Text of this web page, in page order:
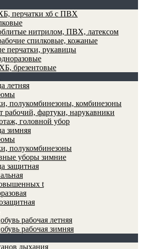
перчатки хб с ПВХ
нитрилом, ПВХ, латексом
спилковые, кожаные
перчатки, рукавицы
брезентовые
летняя
полукомбинезоны, комбинезоны
рабочий, фартуки, нарукавники
головной убор
зимняя
полукомбинезоны
уборы зимние
защитная
t
рабочая летняя
рабочая зимняя
дыхания